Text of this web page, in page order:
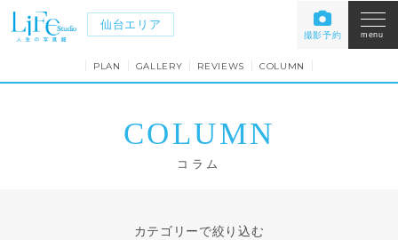
仙台エリア
撮影予約 menu
PLAN GALLERY REVIEWS COLUMN
COLUMN
コラム
カテゴリーで絞り込む